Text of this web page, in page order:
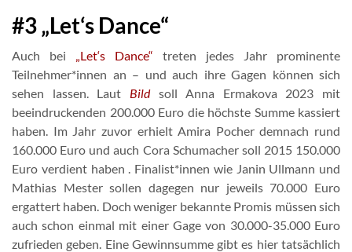
#3 „Let‘s Dance“
Auch bei „Let‘s Dance“ treten jedes Jahr prominente
Teilnehmer*innen an – und auch ihre Gagen können sich
sehen lassen. Laut Bildsoll Anna Ermakova 2023 mit
beeindruckenden 200.000 Euro die höchste Summe kassiert
haben. Im Jahr zuvor erhielt Amira Pocher demnach rund
160.000 Euro und auch Cora Schumacher soll 2015 150.000
Euro verdient haben . Finalist*innen wie Janin Ullmann und
Mathias Mester sollen dagegen nur jeweils 70.000 Euro
ergattert haben. Doch weniger bekannte Promis müssen sich
auch schon einmal mit einer Gage von 30.000-35.000 Euro
zufrieden geben. Eine Gewinnsumme gibt es hier tatsächlich